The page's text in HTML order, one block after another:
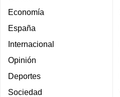
Economía
España
Internacional
Opinión
Deportes
Sociedad